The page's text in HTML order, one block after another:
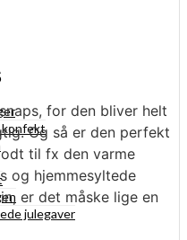
konfekt
julegaver
for den bliver helt
Og så er den perfekt
til fx den varme
og hjemmesyltede
er det måske lige en